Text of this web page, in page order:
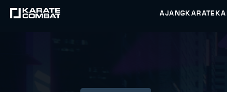
AJANG KARATEKA